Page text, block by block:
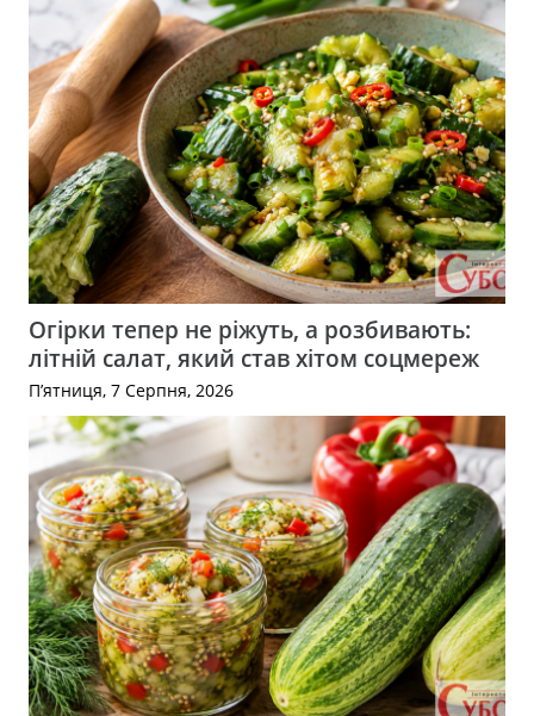
Огірки тепер не ріжуть, а розбивають:
літній салат, який став хітом соцмереж
П’ятниця, 7 Серпня, 2026